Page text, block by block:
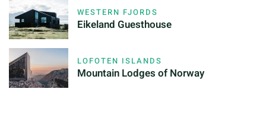
WESTERN FJORDS
Eikeland Guesthouse
LOFOTEN ISLANDS
Mountain Lodges of Norway